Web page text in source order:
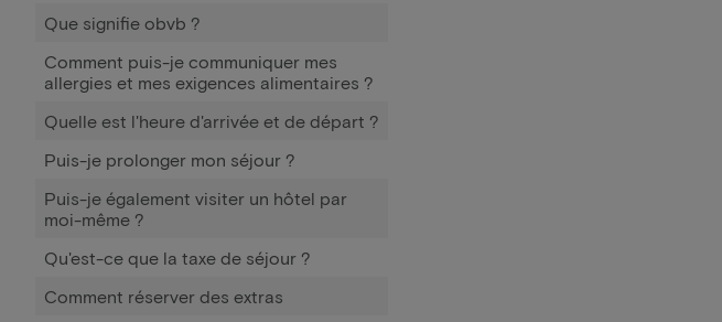
Que signifie obvb ?
Comment puis-je communiquer mes
allergies et mes exigences alimentaires ?
Quelle est l'heure d'arrivée et de départ ?
Puis-je prolonger mon séjour ?
Puis-je également visiter un hôtel par
moi-même ?
Qu'est-ce que la taxe de séjour ?
Comment réserver des extras